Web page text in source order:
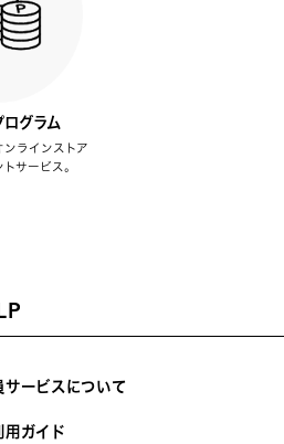
ログラム
ラインストア
サービス。
サービスについて
用ガイド